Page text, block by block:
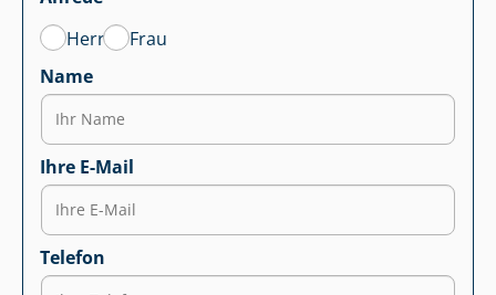
Herr
Frau
Name
Ihre E-Mail
Telefon